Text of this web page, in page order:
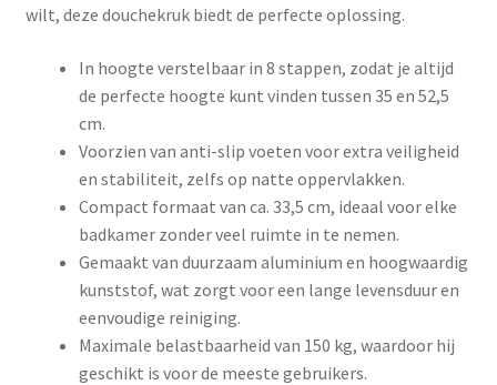
wilt, deze douchekruk biedt de perfecte oplossing.
In hoogte verstelbaar in 8 stappen, zodat je altijd
de perfecte hoogte kunt vinden tussen 35 en 52,5
cm.
Voorzien van anti-slip voeten voor extra veiligheid
en stabiliteit, zelfs op natte oppervlakken.
Compact formaat van ca. 33,5 cm, ideaal voor elke
badkamer zonder veel ruimte in te nemen.
Gemaakt van duurzaam aluminium en hoogwaardig
kunststof, wat zorgt voor een lange levensduur en
eenvoudige reiniging.
Maximale belastbaarheid van 150 kg, waardoor hij
geschikt is voor de meeste gebruikers.